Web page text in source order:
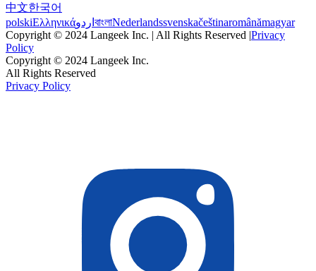
中文한국어
polskiΕλληνικάاردو বাংলাNederlandssvenskačeštinaromânămagyar
Copyright © 2024 Langeek Inc. | All Rights Reserved |Privacy
Policy
Copyright © 2024 Langeek Inc.
All Rights Reserved
Privacy Policy